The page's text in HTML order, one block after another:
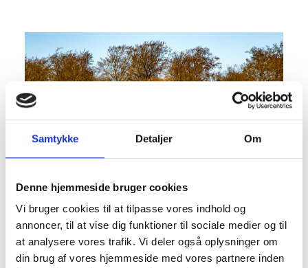
Samtykke Detaljer Om
Denne hjemmeside bruger cookies
Vi bruger cookies til at tilpasse vores indhold og
annoncer, til at vise dig funktioner til sociale medier og til
at analysere vores trafik. Vi deler også oplysninger om
din brug af vores hjemmeside med vores partnere inden